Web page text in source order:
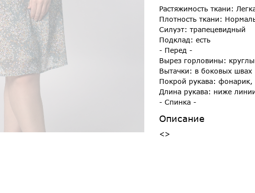
Растяжимость ткани:
Плотность ткани:
Силуэт: трапецевидный
Подклад: есть
- Перед -
Вырез горловины:
Вытачки: в боковых швах
Покрой рукава: фонарик,
Длина рукава: ниже
- Спинка -
Описание
<>